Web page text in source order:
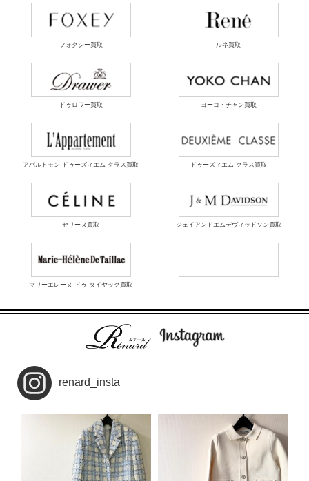
フォクシー買取 ルネ買取
ドゥロワー買取 ヨーコ・チャン買取
アパルトモン ドゥーズィエム クラス買取 ドゥーズィエム クラス買取
セリーヌ買取 ジェイアンドエムデヴィッドソン買取
マリーエレーヌ ドゥ タイヤック買取
renard_insta